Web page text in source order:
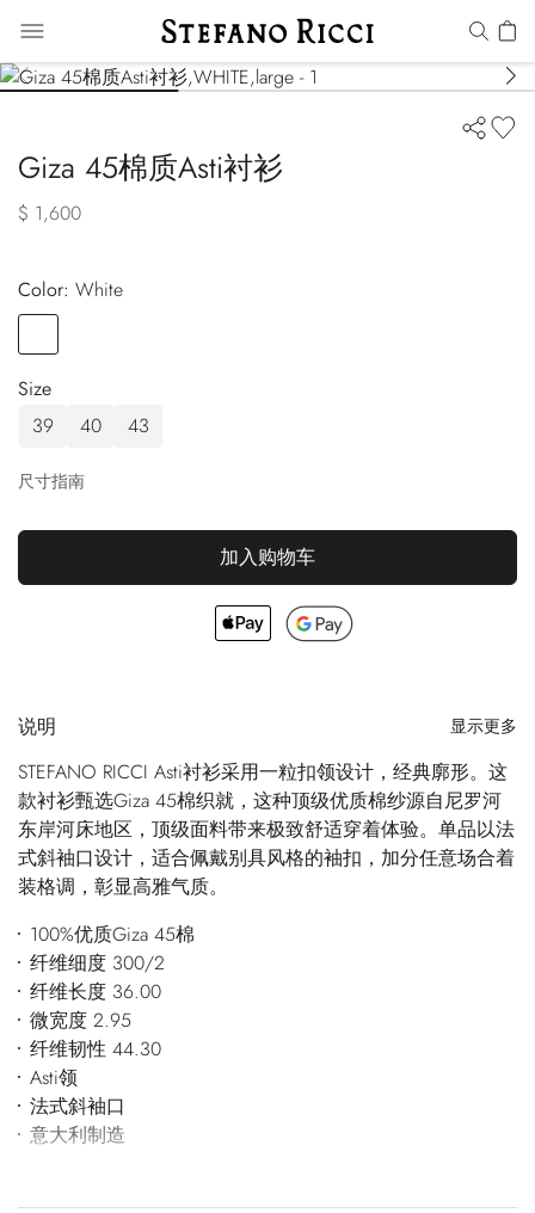
Giza 45棉质Asti衬衫
$ 1,600
Color:
white
Size
39
40 43
尺寸指南
加入购物车
说明 显示更多
STEFANO RICCI Asti衬衫采用一粒扣领设计，经典廓形。这
款衬衫甄选Giza 45棉织就，这种顶级优质棉纱源自尼罗河
东岸河床地区，顶级面料带来极致舒适穿着体验。单品以法
式斜袖口设计，适合佩戴别具风格的袖扣，加分任意场合着
装格调，彰显高雅气质。
100%优质Giza 45棉
纤维细度 300/2
纤维长度 36.00
微宽度 2.95
纤维韧性 44.30
Asti领
法式斜袖口
意大利制造